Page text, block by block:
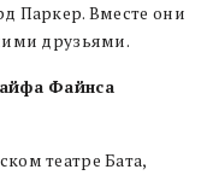
Паркер. Вместе они
друзьями.
Файнса
театре Бата,